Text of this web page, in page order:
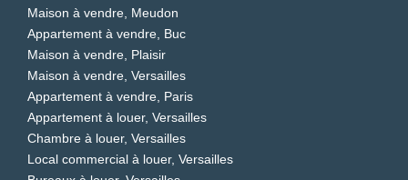
Maison à vendre, Meudon
Appartement à vendre, Buc
Maison à vendre, Plaisir
Maison à vendre, Versailles
Appartement à vendre, Paris
Appartement à louer, Versailles
Chambre à louer, Versailles
Local commercial à louer, Versailles